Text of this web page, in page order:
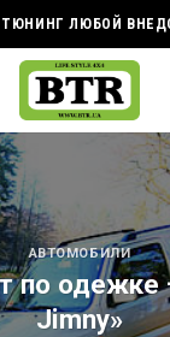
ЛЮБОЙ
АВТОМОБИЛИ
по одежке
Jimny»